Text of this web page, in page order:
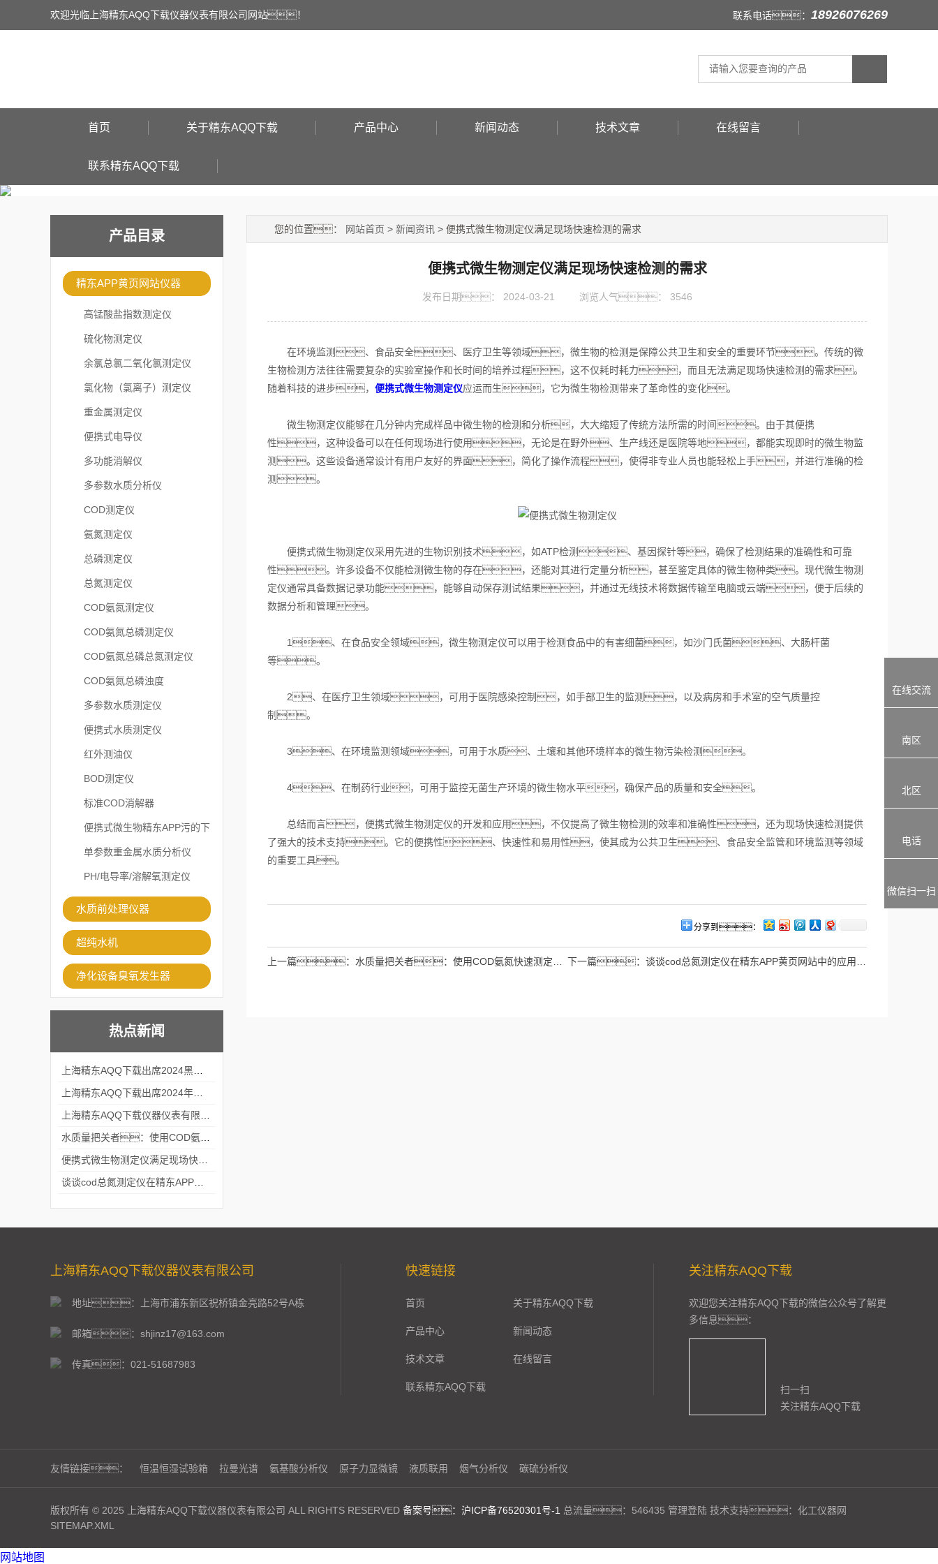
欢迎光临上海精东AQQ下载仪器仪表有限公司网站！ 联系电话： 18926076269
首页 关于精东AQQ下载 产品中心 新闻动态 技术文章 在线留言
联系精东AQQ下载
产品目录
精东APP黄页网站仪器
高锰酸盐指数测定仪
硫化物测定仪
余氯总氯二氧化氯测定仪
氯化物（氯离子）测定仪
重金属测定仪
便携式电导仪
多功能消解仪
多参数水质分析仪
COD测定仪
氨氮测定仪
总磷测定仪
总氮测定仪
COD氨氮测定仪
COD氨氮总磷测定仪
COD氨氮总磷总氮测定仪
COD氨氮总磷浊度
多参数水质测定仪
便携式水质测定仪
红外测油仪
BOD测定仪
标准COD消解器
便携式微生物精东APP污的下
载安装
单参数重金属水质分析仪
PH/电导率/溶解氧测定仪
水质前处理仪器
超纯水机
净化设备臭氧发生器
热点新闻
您的位置： 网站首页 > 新闻资讯 > 便携式微生物测定仪满足现场快速检测的需求
便携式微生物测定仪满足现场快速检测的需求
发布日期： 2024-03-21 浏览人气： 3546
在环境监测、食品安全、医疗卫生等领域，微生物的检测是保障公共卫生和安全的重要环节。传统的微
生物检测方法往往需要复杂的实验室操作和长时间的培养过程，这不仅耗时耗力，而且无法满足现场快速检测的需求。
随着科技的进步， 便携式微生物测定仪应运而生，它为微生物检测带来了革命性的变化。
微生物测定仪能够在几分钟内完成样品中微生物的检测和分析，大大缩短了传统方法所需的时间。由于其便携
性，这种设备可以在任何现场进行使用，无论是在野外、生产线还是医院等地，都能实现即时的微生物监
测。这些设备通常设计有用户友好的界面，简化了操作流程，使得非专业人员也能轻松上手，并进行准确的检
测。
便携式微生物测定仪采用先进的生物识别技术，如ATP检测、基因探针等，确保了检测结果的准确性和可靠
性。许多设备不仅能检测微生物的存在，还能对其进行定量分析，甚至鉴定具体的微生物种类。现代微生物测
定仪通常具备数据记录功能，能够自动保存测试结果，并通过无线技术将数据传输至电脑或云端，便于后续的
数据分析和管理。
1、在食品安全领域，微生物测定仪可以用于检测食品中的有害细菌，如沙门氏菌、大肠杆菌
等。
2、在医疗卫生领域，可用于医院感染控制，如手部卫生的监测，以及病房和手术室的空气质量控
制。
3、在环境监测领域，可用于水质、土壤和其他环境样本的微生物污染检测。
4、在制药行业，可用于监控无菌生产环境的微生物水平，确保产品的质量和安全。
总结而言，便携式微生物测定仪的开发和应用，不仅提高了微生物检测的效率和准确性，还为现场快速检测提供
了强大的技术支持。它的便携性、快速性和易用性，使其成为公共卫生、食品安全监管和环境监测等领域
的重要工具。
分享到：
上一篇： 水质量把关者：使用COD氨氮快速测定仪确保安全标准 下一篇：谈谈cod总氮测定仪在精东APP黄页网站中的应用案例
上海精东AQQ下载仪器仪表有限公司
地址：上海市浦东新区祝桥镇金亮路52号A栋
邮箱：shjinz17@163.com
传真：021-51687983
快速链接
首页 关于精东AQQ下载
产品中心 新闻动态
技术文章 在线留言
联系精东AQQ下载
关注精东AQQ下载
欢迎您关注精东AQQ下载的微信公众号了解更
多信息：
扫一扫
关注精东AQQ下载
友情链接： 恒温恒湿试验箱 拉曼光谱 氨基酸分析仪 原子力显微镜 液质联用 烟气分析仪 碳硫分析仪
版权所有 © 2025 上海精东AQQ下载仪器仪表有限公司 ALL RIGHTS RESERVED 备案号：沪ICP备76520301号-1 总流量：546435 管理登陆 技术支持： 化工仪器网
SITEMAP.XML
在线交流
南区
北区
电话
微信扫一扫
网站地图